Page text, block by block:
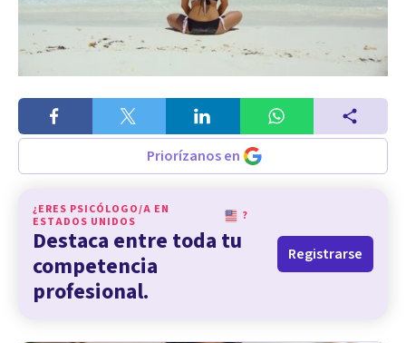
Priorízanos en
¿ERES PSICÓLOGO/A EN
ESTADOS UNIDOS
?
Destaca entre toda tu
competencia
profesional.
Registrarse